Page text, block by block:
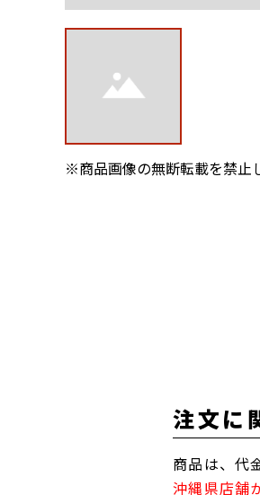
※商品画像の無断転載を禁止
注文に
商品は、代
沖縄県店舗